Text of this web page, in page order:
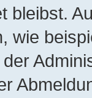
bleibst.
wie